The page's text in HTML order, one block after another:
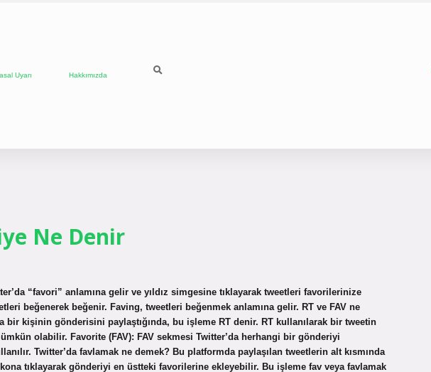
Uyarı Hakkımızda
Ne Denir
“favori” anlamına gelir ve yıldız simgesine tıklayarak tweetleri favorilerinize
beğenerek beğenir. Faving, tweetleri beğenmek anlamına gelir. RT ve FAV ne
bir kişinin gönderisini paylaştığında, bu işleme RT denir. RT kullanılarak bir tweetin
olabilir. Favorite (FAV): FAV sekmesi Twitter’da herhangi bir gönderiyi
Twitter’da favlamak ne demek? Bu platformda paylaşılan tweetlerin alt kısmında
tıklayarak gönderiyi en üstteki favorilerine ekleyebilir. Bu işleme fav veya favlamak